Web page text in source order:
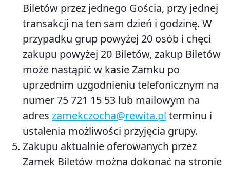
Biletów przez jednego Gościa, przy jednej
transakcji na ten sam dzień i godzinę. W
przypadku grup powyżej 20 osób i chęci
zakupu powyżej 20 Biletów, zakup Biletów
może nastąpić w kasie Zamku po
uprzednim uzgodnieniu telefonicznym na
numer 75 721 15 53 lub mailowym na
adres zamekczocha@rewita.pl terminu i
ustalenia możliwości przyjęcia grupy.
Zakupu aktualnie oferowanych przez
Zamek Biletów można dokonać na stronie